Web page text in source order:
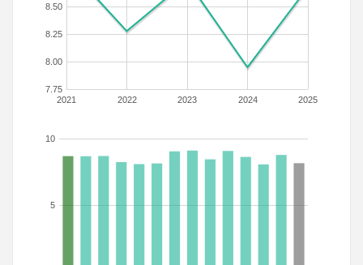
2021 2022 2023 2024 2025
7.75
8.00
8.25
8.50
5
10